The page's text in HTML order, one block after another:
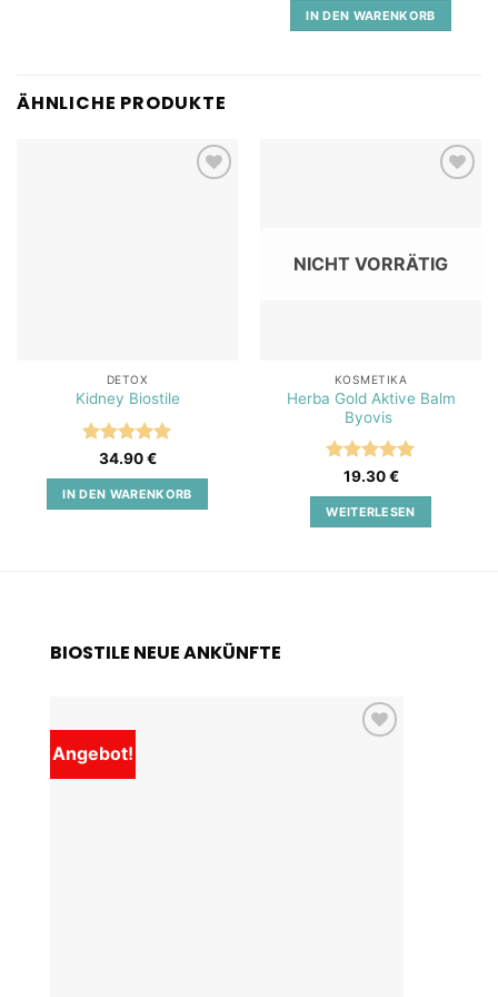
5
IN DEN WARENKORB
ÄHNLICHE PRODUKTE
DETOX
Kidney Biostile
Bewertet
mit5von
5
34.90€
IN DEN WARENKORB
NICHT VORRÄTIG
KOSMETIKA
Herba Gold Aktive Balm
Byovis
Bewertet
mit5von
5
19.30€
WEITERLESEN
BIOSTILE NEUE ANKÜNFTE
Angebot!